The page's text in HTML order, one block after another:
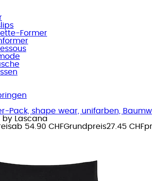
Former
Pack, shape wear, unifarben,
Lascana
ab 54.90 CHFGrundpreis27.45 CHF